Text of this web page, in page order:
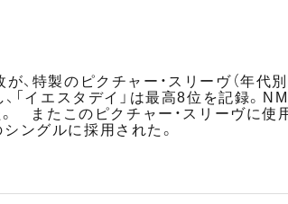
特製のピクチャー・スリーヴ（年代
エスタデイ」は最高8位を記録。
。 またこのピクチャー・スリーヴに
ングルに採用された。